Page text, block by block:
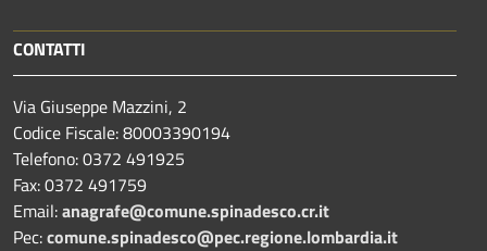
CONTATTI
Via Giuseppe Mazzini, 2
Codice Fiscale: 80003390194
Telefono:0372 491925
Fax:0372 491759
Email:anagrafe@comune.spinadesco.cr.it
Pec:comune.spinadesco@pec.regione.lombardia.it